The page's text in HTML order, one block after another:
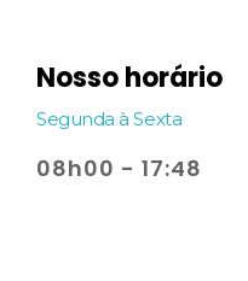
Nosso horário
Segunda à Sexta
08h00 - 17:48